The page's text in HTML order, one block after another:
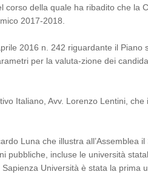
della quale ha ribadito che la
2017-2018.
2016 n. 242 riguardante il Piano
per la valuta-zione dei
Italiano, Avv. Lorenzo Lentini, che
Luna che illustra all’Assemblea il
pubbliche, incluse le università
Università è stata la prima